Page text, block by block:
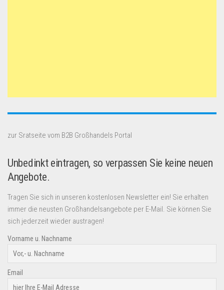
zur Sratseite vom B2B Großhandels Portal
Unbedinkt eintragen, so verpassen Sie keine neuen
Angebote.
Tragen Sie sich in unseren kostenlosen Newsletter ein! Sie erhalten
immer die neusten Großhandelsangebote per E-Mail. Sie können Sie
sich jederzeit wieder austragen!
Vorname u. Nachname
Email